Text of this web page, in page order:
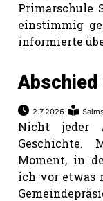
Primarschule
einstimmig
informierte
Abschied
2.7.2026
Nicht jeder
Moment, in
ich vor etwas